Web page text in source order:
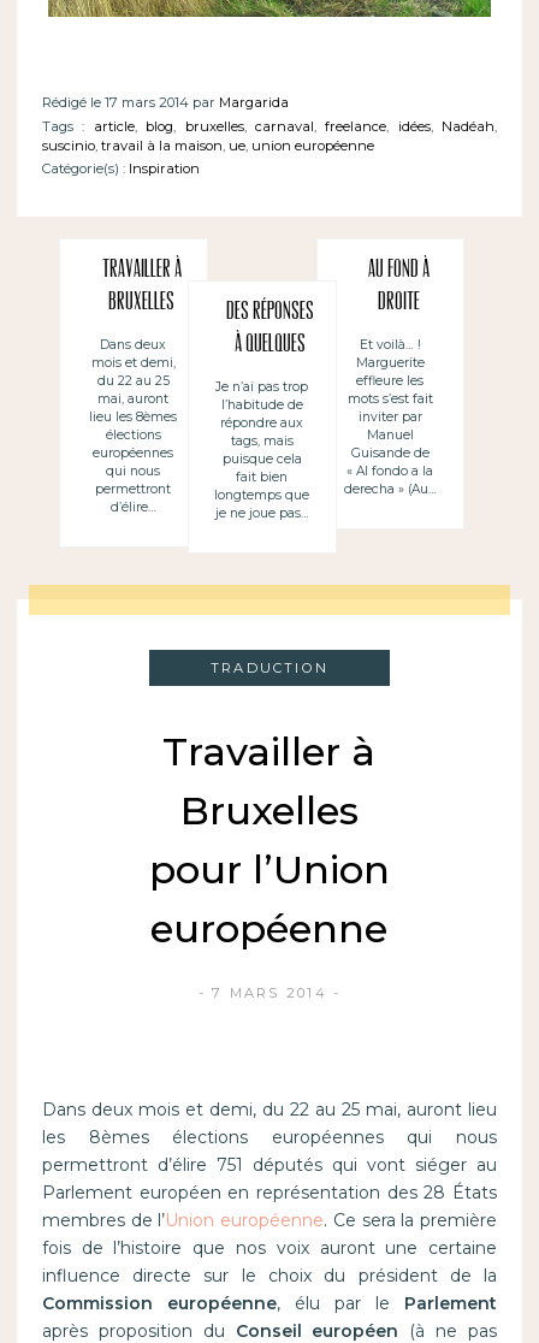
Rédigé le 17 mars 2014 par Margarida
Tags :
article, blog bruxelles, carnaval ,freelance idées, Nadéah
suscinio, travail à la maison ue, union européenne
Catégorie(s) : Inspiration
Travailler à
Bruxelles
pour l’Union
européenne
Dans deux
mois et demi,
du 22 au 25
mai, auront
lieu les 8èmes
élections
européennes
qui nous
permettront
d’élire…
Des réponses
à quelques
questions
Je n’ai pas trop
l’habitude de
répondre aux
tags, mais
puisque cela
fait bien
longtemps que
je ne joue pas…
Au fond à
droite
(nouvelle
rubrique –
Partenariat)
Et voilà… !
Marguerite
effleure les
mots s’est fait
inviter par
Manuel
Guisande de
« Al fondo a la
derecha » (Au…
TRADUCTION
Travailler à
Bruxelles
pour l’Union
européenne
7 MARS 2014
Dans deux mois et demi, du 22 au 25 mai, auront lieu
les 8èmes élections européennes qui nous
permettront d’élire 751 députés qui vont siéger au
Parlement européen en représentation des 28 États
membres de l’Union européenne. Ce sera la première
fois de l’histoire que nos voix auront une certaine
influence directe sur le choix du président de la
Commission européenne, élu par le Parlement
après proposition du Conseil européen (à ne pas